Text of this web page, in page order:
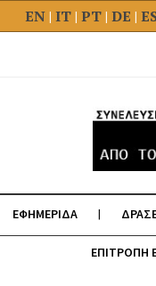
EN| IT| PT| DE |
ΕΦΗΜΕΡΙΔΑ
ΕΠΙΤΡΟΠΗ